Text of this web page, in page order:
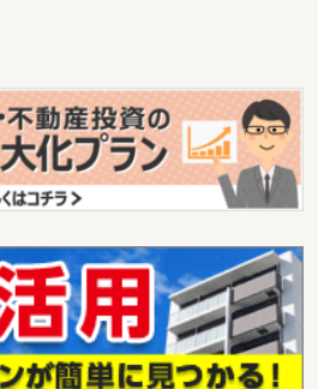
399万円
群馬県伊勢崎市太田町
１種中高
168.33m²
399万円
群馬県伊勢崎市太田町
１種中高
168.33m²